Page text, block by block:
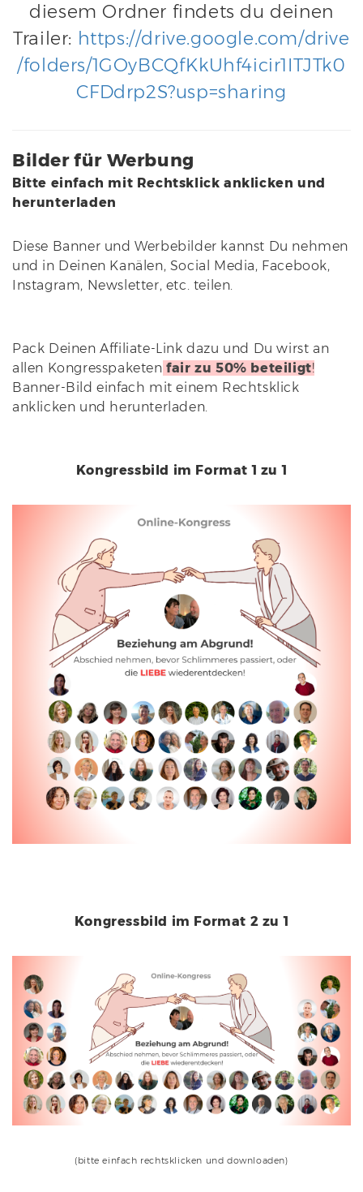
diesem Ordner findets du deinen
Trailer: https://drive.google.com/drive
/folders/1GOyBCQfKkUhf4icir1ITJTk0
CFDdrp2S?usp=sharing
Bilder für Werbung
Bitte einfach mit Rechtsklick anklicken und
herunterladen
Diese Banner und Werbebilder kannst Du nehmen
und in Deinen Kanälen, Social Media, Facebook,
Instagram, Newsletter, etc. teilen.
Pack Deinen Affiliate-Link dazu und Du wirst an
allen Kongresspaketen fair zu 50% beteiligt!
Banner-Bild einfach mit einem Rechtsklick
anklicken und herunterladen.
Kongressbild im Format 1 zu 1
Kongressbild im Format 2 zu 1
(bitte einfach rechtsklicken und downloaden)